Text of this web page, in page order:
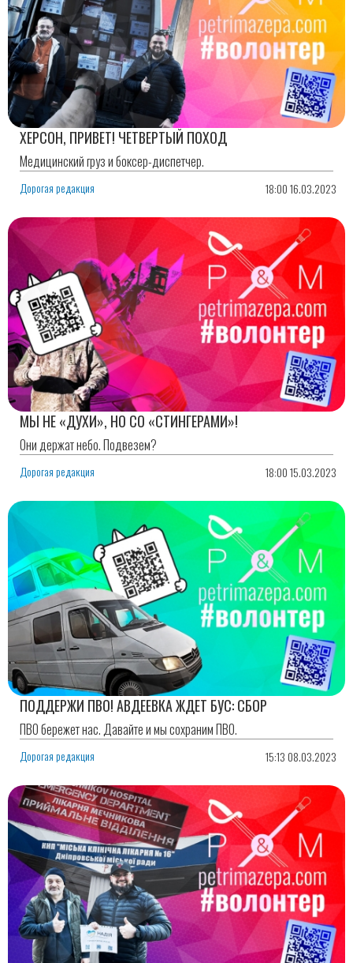
ХЕРСОН, ПРИВЕТ! ЧЕТВЕРТЫЙ ПОХОД
Медицинский груз и боксер-диспетчер.
Дорогая редакция 18:00 16.03.2023
МЫ НЕ «ДУХИ», НО СО «СТИНГЕРАМИ»!
Они держат небо. Подвезем?
Дорогая редакция 18:00 15.03.2023
ПОДДЕРЖИ ПВО! АВДЕЕВКА ЖДЕТ БУС: СБОР
ПВО бережет нас. Давайте и мы сохраним ПВО.
Дорогая редакция 15:13 08.03.2023